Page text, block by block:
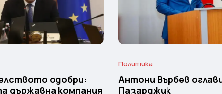
одобри:
държавна компания
Политика
Антони Върбев
Пазарджик